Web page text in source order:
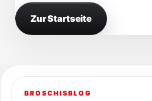
Zur Startseite
BROSCHISBLOG